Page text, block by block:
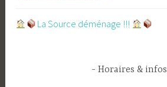
​La Source déménage !!!
Horaires & infos